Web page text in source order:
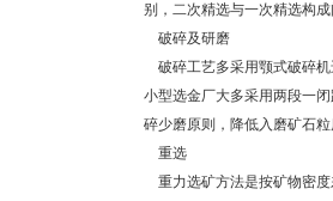
别，二次精选与一次精选构
破碎及研磨
破碎工艺多采用颚式破碎机
小型选金厂大多采用两段一
碎少磨原则，降低入磨矿石
重选
重力选矿方法是按矿物密度